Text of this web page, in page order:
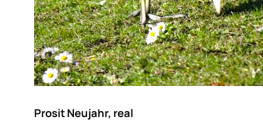
Prosit Neujahr, real